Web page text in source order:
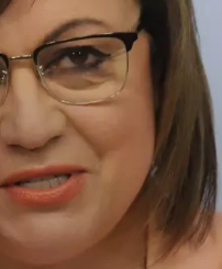
25°C
Плевен, 26°C
Пловдив, 26 °C
Разград, 24
Русе, 26
Силистра 25°C
Сливен 24°C
18 °C
°C